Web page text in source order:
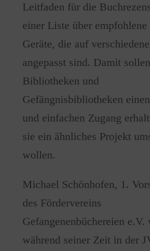
Leitfaden für die
einer Liste über empfohlene
Geräte, die auf
angepasst sind. Damit
Bibliotheken und
Gefängnisbibliotheken
und einfachen Zugang
sie ein ähnliches Projekt
wollen.
Michael Schönhofen, 1.
des Fördervereins
Gefangenenbüchereien e.V.
während seiner Zeit in der